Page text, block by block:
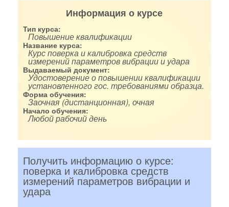
Информация о курсе
Тип курса:
Повышение квалификации
Название курса:
Курс поверка и калибровка средств
измерений параметров вибрации и удара
Выдаваемый документ:
Удостоверение о повышении квалификации
установленного гос. требованиями образца.
Форма обучения:
Заочная (дистанционная), очная
Начало обучения:
Любой рабочий день
Получить информацию о курсе:
поверка и калибровка средств
измерений параметров вибрации и
удара